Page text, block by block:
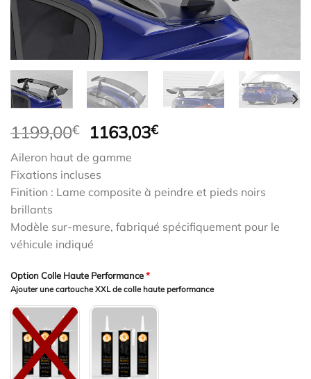
1199,00€
Le
initial
était :
1199,00€.
1163,03€Le
1163,03€.
Aileron haut de gamme
Fixations incluses
Finition : Lame composite à peindre et pieds noirs
brillants
Modèle sur-mesure, fabriqué spécifiquement pour le
véhicule indiqué
Option Colle Haute Performance*
Ajouter une cartouche XXL de colle haute performance